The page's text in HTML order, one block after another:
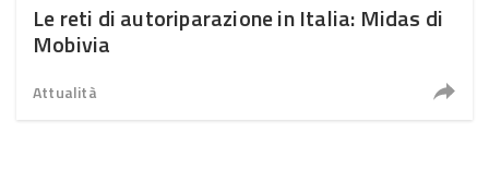
Le reti di autoriparazione in Italia: Midas di
Mobivia
Attualità